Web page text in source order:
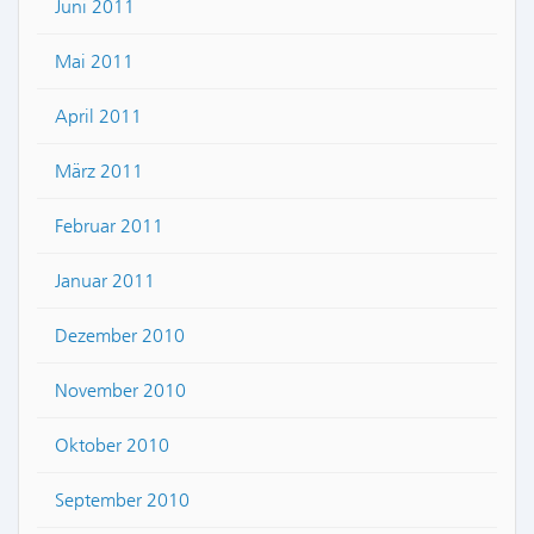
Juni 2011
Mai 2011
April 2011
März 2011
Februar 2011
Januar 2011
Dezember 2010
November 2010
Oktober 2010
September 2010